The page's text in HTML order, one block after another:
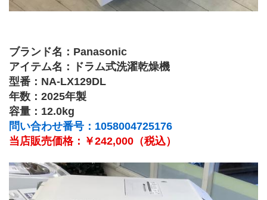
ブランド名：Panasonic
アイテム名：ドラム式洗濯乾燥機
型番：NA-LX129DL
年数：2025年製
容量：12.0kg
問い合わせ番号：1058004725176
当店販売価格：￥242,000（税込）